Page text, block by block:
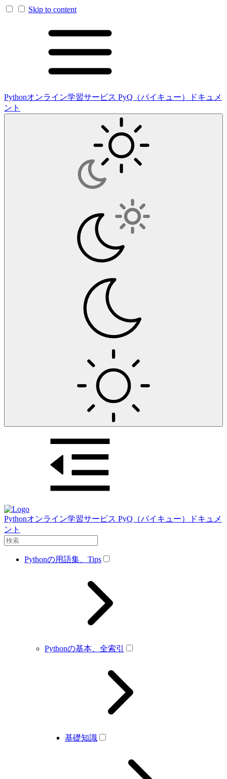
Skip to content
Pythonオンライン学習サービス PyQ（パイキュー）ドキュメ
ント
Pythonオンライン学習サービス PyQ（パイキュー）ドキュメ
ント
Pythonの用語集、Tips
Pythonの基本、全索引
基礎知識